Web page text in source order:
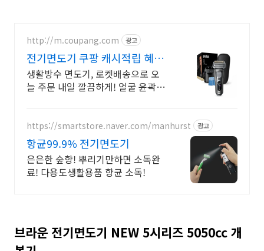
http://m.coupang.com 광고
전기면도기 쿠팡 캐시적립 혜택
까지
생활방수 면도기, 로켓배송으로 오
늘 주문 내일 깔끔하게! 얼굴 윤곽에
https://smartstore.naver.com/manhurst 광고
항균99.9% 전기면도기
은은한 숲향! 뿌리기만하면 소독완
료! 다용도생활용품 향균 소독!
브라운 전기면도기 NEW 5시리즈 5050cc 개